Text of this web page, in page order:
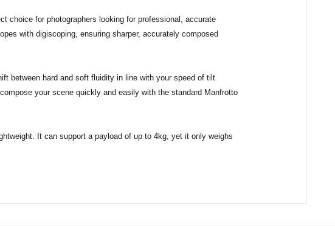
choice for photographers looking for professional, accurate
with digiscoping, ensuring sharper, accurately composed
between hard and soft fluidity in line with your speed of tilt
your scene quickly and easily with the standard Manfrotto
It can support a payload of up to 4kg, yet it only weighs